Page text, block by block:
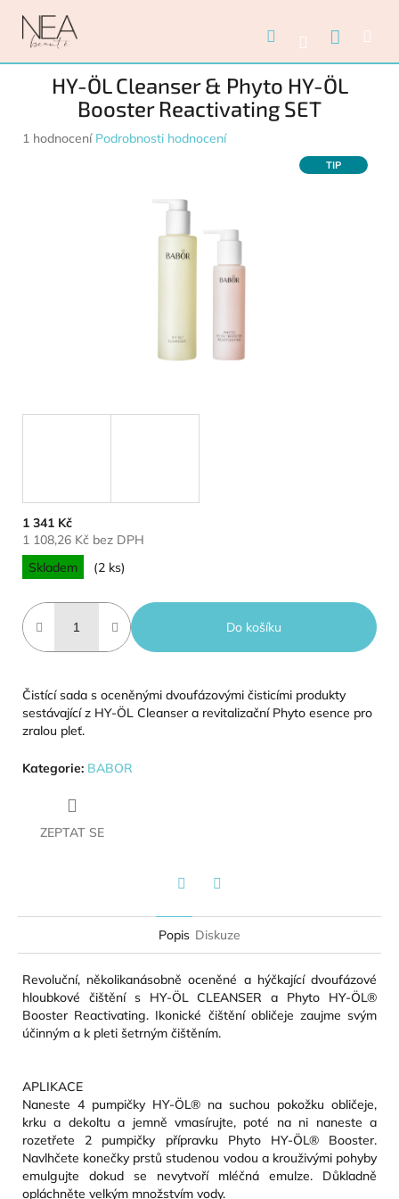
HledatPřihlášení
HY-ÖL Cleanser & Phyto HY-ÖL
Booster Reactivating SET
Průměrné hodnocení produktu je 5,0 z 5 hvězdiček.
1 hodnocení Podrobnosti hodnocení
TIP
1 341 Kč
1 108,26 Kč bez DPH
Měrná cena:
Skladem (2 ks)
Do košíku
Čistící sada s oceněnými dvoufázovými čisticími produkty
sestávající z HY-ÖL Cleanser a revitalizační Phyto esence pro
zralou pleť.
Kategorie: BABOR
ZEPTAT SE
Popis Diskuze
Revoluční, několikanásobně oceněné a hýčkající dvoufázové
hloubkové čištění s HY-ÖL CLEANSER a Phyto HY-ÖL®
Booster Reactivating. Ikonické čištění obličeje zaujme svým
účinným a k pleti šetrným čištěním.
APLIKACE
Naneste 4 pumpičky HY-ÖL® na suchou pokožku obličeje,
krku a dekoltu a jemně vmasírujte, poté na ni naneste a
rozetřete 2 pumpičky přípravku Phyto HY-ÖL® Booster.
Navlhčete konečky prstů studenou vodou a krouživými pohyby
emulgujte dokud se nevytvoří mléčná emulze. Důkladně
opláchněte velkým množstvím vody.